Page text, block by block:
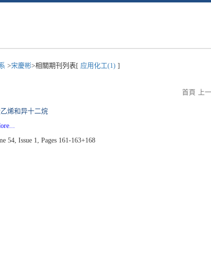
>宋慶彬>相關期刊列表[ 应用化工(1) ]
首頁 上
烯和异十二烷
54, Issue 1, Pages 161-163+168